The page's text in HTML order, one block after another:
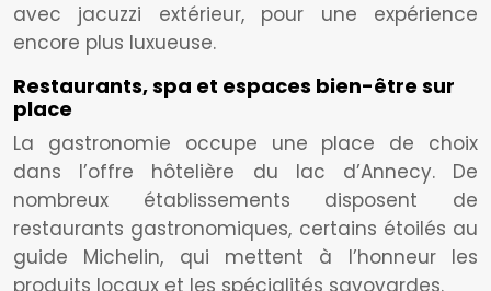
avec jacuzzi extérieur, pour une expérience
encore plus luxueuse.
Restaurants, spa et espaces bien-être sur
place
La gastronomie occupe une place de choix
dans l’offre hôtelière du lac d’Annecy. De
nombreux établissements disposent de
restaurants gastronomiques, certains étoilés au
guide Michelin, qui mettent à l’honneur les
produits locaux et les spécialités savoyardes.